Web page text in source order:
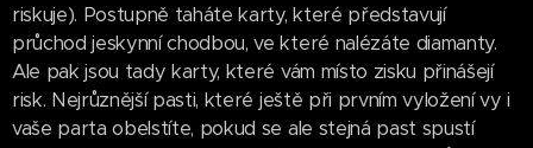
riskuje). Postupně taháte karty, které představují
průchod jeskynní chodbou, ve které nalézáte diamanty.
Ale pak jsou tady karty, které vám místo zisku přinášejí
risk. Nejrůznější pasti, které ještě při prvním vyložení vy i
vaše parta obelstíte, pokud se ale stejná past spustí